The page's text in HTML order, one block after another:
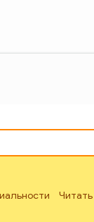
Читать